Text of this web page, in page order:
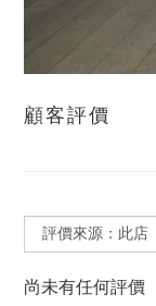
顧客評價
尚未有任何評價